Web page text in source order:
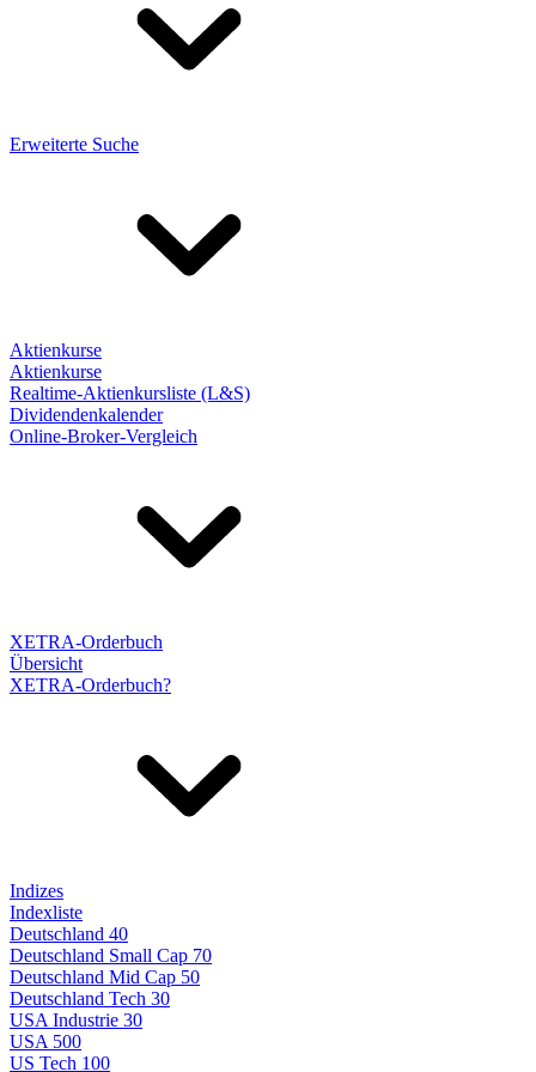
Erweiterte Suche
Aktienkurse
Aktienkurse
Realtime-Aktienkursliste (L&S)
Dividendenkalender
Online-Broker-Vergleich
XETRA-Orderbuch
Übersicht
XETRA-Orderbuch?
Indizes
Indexliste
Deutschland 40
Deutschland Small Cap 70
Deutschland Mid Cap 50
Deutschland Tech 30
USA Industrie 30
USA 500
US Tech 100